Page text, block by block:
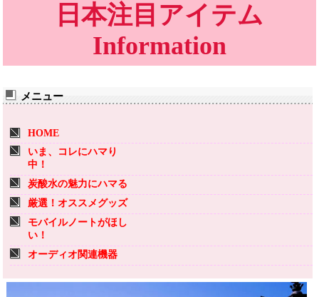
日本注目アイテム
Information
メニュー
HOME
いま、コレにハマり
中！
炭酸水の魅力にハマる
厳選！オススメグッズ
モバイルノートがほし
い！
オーディオ関連機器